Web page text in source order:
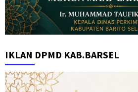
IKLAN DPMD KAB.BARSEL